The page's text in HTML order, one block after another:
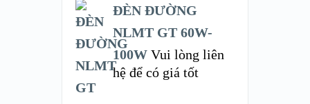
ĐÈN ĐƯỜNG
NLMT GT 60W-
100W Vui lòng liên
hệ để có giá tốt